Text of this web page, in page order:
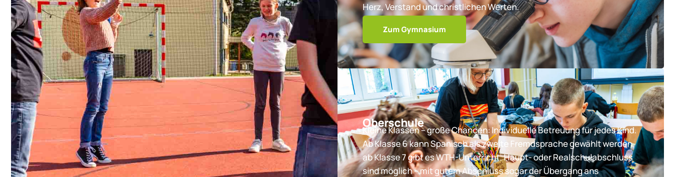
Herz, Verstand und christlichen Werten.
Zum Gymnasium
Oberschule
Kleine Klassen – große Chancen: Individuelle Betreuung für jedes Kind.
Ab Klasse 6 kann Spanisch als zweite Fremdsprache gewählt werden,
ab Klasse 7 gibt es WTH-Unterricht. Haupt- oder Realschulabschluss
sind möglich – mit gutem Abschluss sogar der Übergang ans